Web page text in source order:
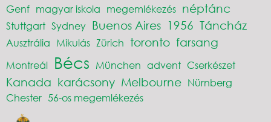
Genf magyar iskola megemlékezés néptánc
Stuttgart Sydney Buenos Aires 1956 Táncház
Ausztrália Mikulás Zürich toronto farsang
Montreál Bécs München advent Cserkészet
Kanada karácsony Melbourne Nürnberg
Chester 56-os megemlékezés